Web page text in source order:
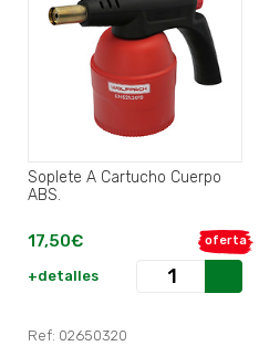
Soplete A Cartucho Cuerpo
ABS.
oferta
17,50€
+detalles
Ref: 02650320